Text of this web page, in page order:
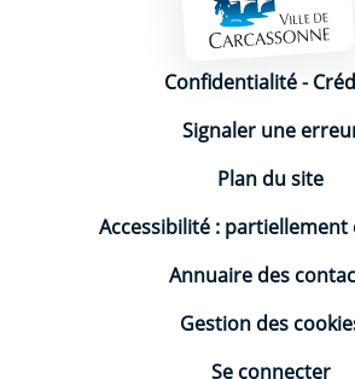
Mentions légales
Confidentialité-
Signaler une
Plan du site
Accessibilité :
Annuaire des
Gestion des
Se connecter